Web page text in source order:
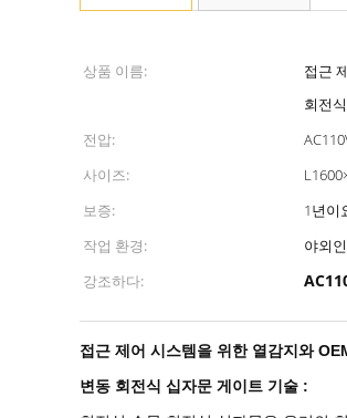
상품 이름:
접근
회전
전압:
사이즈:
보증:
1년이
작업 환경:
야외
강조하다:
접근 제어 시스템을 위한 열감지와
변동 회전식 십자문 게이트 기술 :